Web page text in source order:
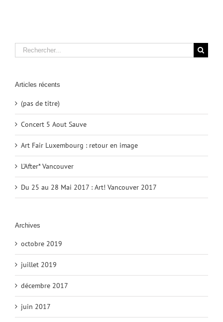
Rechercher
Articles récents
(pas de titre)
Concert 5 Aout Sauve
Art Fair Luxembourg : retour en image
L’After* Vancouver
Du 25 au 28 Mai 2017 : Art! Vancouver 2017
Archives
octobre 2019
juillet 2019
décembre 2017
juin 2017